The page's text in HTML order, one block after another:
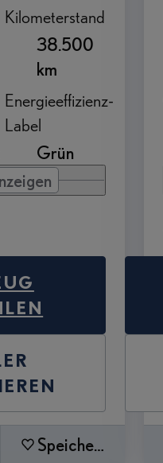
Kilometerstand
38.500
km
Energieeffizienz-
Label
Grün
Speichern